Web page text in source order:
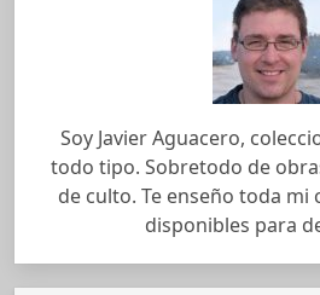
Soy Javier Aguacero,
todo tipo. Sobretodo de
de culto. Te enseño toda mi
disponibles para